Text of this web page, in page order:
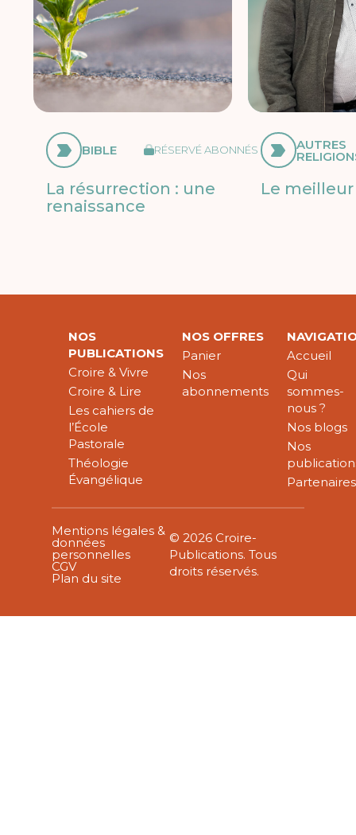
BIBLE RÉSERVÉ ABONNÉS
La résurrection : une
renaissance
AUTRES
Le
NOS
PUBLICATIONS
Croire & Vivre
Croire & Lire
Les cahiers de
l’École
Pastorale
Théologie
Évangélique
NOS OFFRES
Panier
Nos
abonnements
Accueil
Qui
sommes-
nous ?
Nos blogs
Nos
Partenaires
Mentions légales &
données
personnelles
CGV
Plan du site
© 2026 Croire-
Publications. Tous
droits réservés.